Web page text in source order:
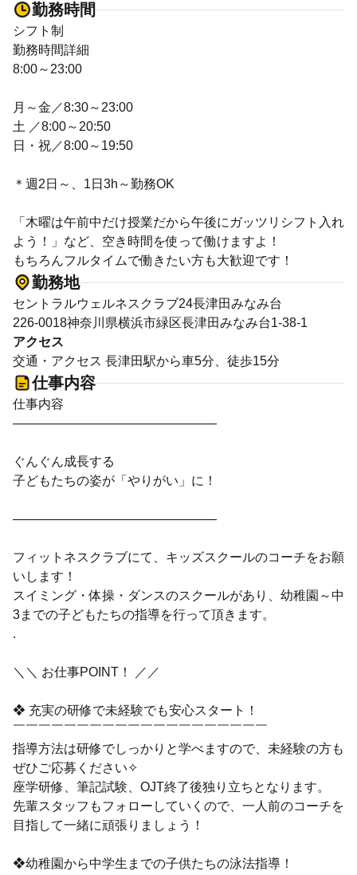
勤務時間
シフト制
勤務時間詳細
8:00～23:00
月～金／8:30～23:00
土 ／8:00～20:50
日・祝／8:00～19:50
＊週2日～、1日3h～勤務OK
「木曜は午前中だけ授業だから午後にガッツリシフト入れ
よう！」など、空き時間を使って働けますよ！
もちろんフルタイムで働きたい方も大歓迎です！
勤務地
セントラルウェルネスクラブ24長津田みなみ台
226-0018神奈川県横浜市緑区長津田みなみ台1-38-1
アクセス
交通・アクセス 長津田駅から車5分、徒歩15分
仕事内容
仕事内容
――――――――――――――――
ぐんぐん成長する
子どもたちの姿が「やりがい」に！
――――――――――――――――
フィットネスクラブにて、キッズスクールのコーチをお願
いします！
スイミング・体操・ダンスのスクールがあり、幼稚園～中
3までの子どもたちの指導を行って頂きます。
.
＼＼ お仕事POINT！ ／／
❖ 充実の研修で未経験でも安心スタート！
￣￣￣￣￣￣￣￣￣￣￣￣￣￣￣￣￣￣￣￣
指導方法は研修でしっかりと学べますので、未経験の方も
ぜひご応募ください✧
座学研修、筆記試験、OJT終了後独り立ちとなります。
先輩スタッフもフォローしていくので、一人前のコーチを
目指して一緒に頑張りましょう！
❖幼稚園から中学生までの子供たちの泳法指導！